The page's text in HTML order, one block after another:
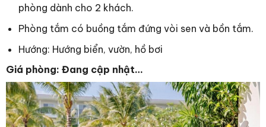
phòng dành cho 2 khách.
Phòng tắm có buồng tắm đứng vòi sen và bồn tắm.
Hướng: Hướng biển, vườn, hồ bơi
Giá phòng: Đang cập nhật…